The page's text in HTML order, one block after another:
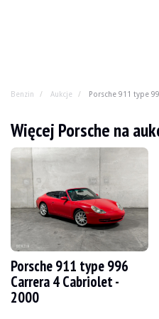
Benzin Aukcje Porsche 911 type
Porsche 911 type
Często lekceważona
ROK 1999
PRZEBIEG 144 000 km
SILNIK
PALIWO Benzyna
PRZEMIESZCZENIE 3.4 l
BOX
KOLOR
Więcej Porsche na
Porsche 911 type 996
Carrera 4 Cabriolet -
2000